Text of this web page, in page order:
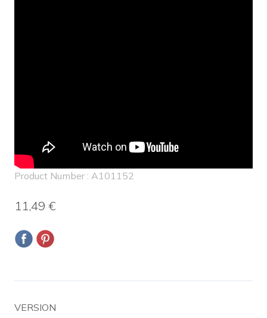
Product Number : A101152
11,49 €
VERSION